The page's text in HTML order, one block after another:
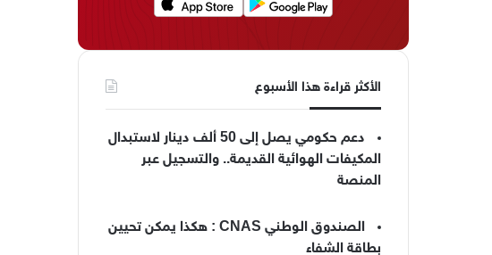
الأكثر قراءة هذا الأسبوع
دعم حكومي يصل إلى 50 ألف دينار لاستبدال
المكيفات الهوائية القديمة.. والتسجيل عبر
المنصة
الصندوق الوطني CNAS : هكذا يمكن تحيين
بطاقة الشفاء